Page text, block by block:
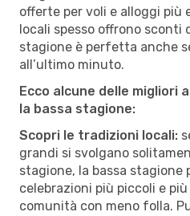
offerte per voli e alloggi più
locali spesso offrono sconti
stagione è perfetta anche
all’ultimo minuto.
Ecco alcune delle
la bassa stagione:
Scopri le tradizioni locali:
grandi si svolgano
stagione, la bassa stagione
celebrazioni più piccoli e
comunità con meno folla.